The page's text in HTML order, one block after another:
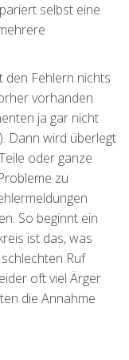
selbst eine
den Fehlern nichts
vorhanden
ja gar nicht
Dann wird überlegt
oder ganze
zu
So beginnt ein
ist das, was
Ruf
oft viel Ärger
die Annahme